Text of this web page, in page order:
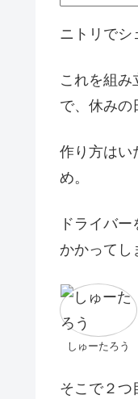
ニトリでシ
これを組
で、休みの
作り方はい
め。
ドライバ
かかってし
しゅーたろう
そこで２つ